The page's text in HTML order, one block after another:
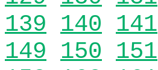
139 140 141
149 150 151